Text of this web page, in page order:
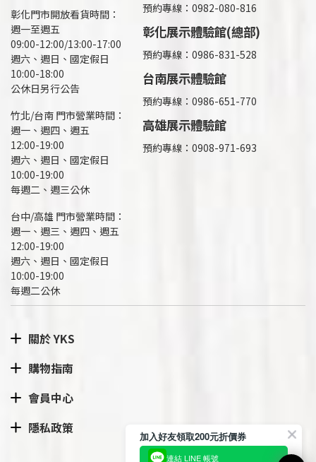
彰化門市開放看貨時間：
週一至週五
09:00-12:00/13:00-17:00
週六、週日、國定假日
10:00-18:00
公休日另行公告
竹北/台南 門市營業時間：
週一、週四、週五
12:00-19:00
週六、週日、國定假日
10:00-19:00
每週二、週三公休
台中/高雄 門市營業時間：
週一、週三、週四、週五
12:00-19:00
週六、週日、國定假日
10:00-19:00
每週二公休
預約專線：0982-080-816
彰化展示體驗館(總部)
預約專線： 0986-831-528
台南展示體驗館
預約專線：0986-651-770
高雄展示體驗館
預約專線： 0908-971-693
關於 YKS
購物指南
會員中心
隱私政策
加入好友領取200元折價券
連結 LINE 帳號